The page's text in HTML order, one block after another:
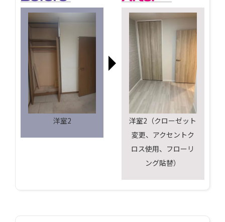
洋室2
洋室2（クローゼット
変更、アクセントク
ロス使用、フローリ
ング貼替）